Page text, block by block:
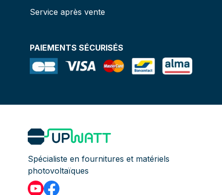
Service après vente
PAIEMENTS SÉCURISÉS
Spécialiste en fournitures et matériels
photovoltaïques